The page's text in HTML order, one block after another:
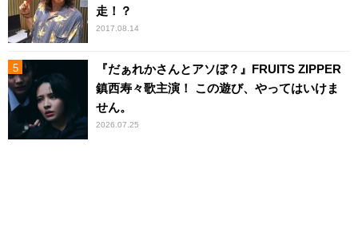
走！？
2017.08.14
『だぁれかさんとアソぼ？』FRUITS ZIPPER
鎮西寿々歌主演！ この遊び、やってはいけま
せん。
2026.07.25